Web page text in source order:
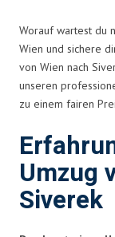
Worauf wartest du
Wien und sichere
von Wien nach
unseren
zu einem fairen
Umzug
Siverek